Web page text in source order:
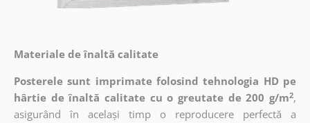
Materiale de înaltă calitate
Posterele sunt imprimate folosind tehnologia HD pe
hârtie de înaltă calitate cu o greutate de 200 g/m2,
asigurând în același timp o reproducere perfectă a